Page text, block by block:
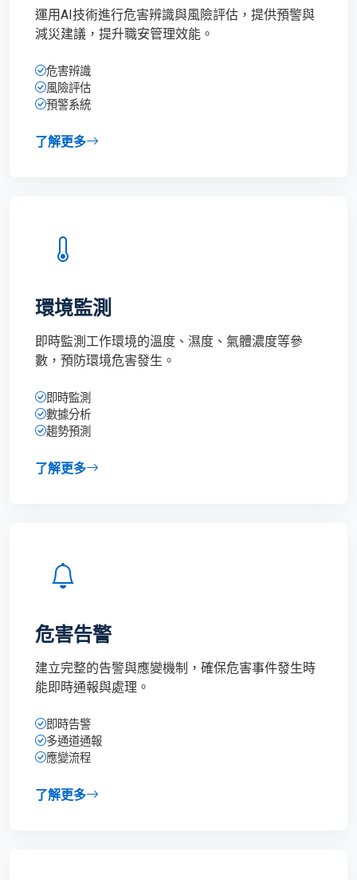
運用AI技術進行危害辨識與風險評估，提供預警與
減災建議，提升職安管理效能。
危害辨識
風險評估
預警系統
了解更多
環境監測
即時監測工作環境的溫度、濕度、氣體濃度等參
數，預防環境危害發生。
即時監測
數據分析
趨勢預測
了解更多
危害告警
建立完整的告警與應變機制，確保危害事件發生時
能即時通報與處理。
即時告警
多通道通報
應變流程
了解更多